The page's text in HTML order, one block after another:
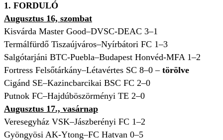
1. FORDULÓ
Augusztus 16, szombat
Kisvárda Master Good–DVSC-DEAC 3–1
Termálfürdő Tiszaújváros–Nyírbátori FC 1–3
Salgótarjáni BTC-Puebla–Budapest Honvéd-MFA 1–2
Fortress Felsőtárkány–Létavértes SC 8–0 – törölve
Cigánd SE–Kazincbarcikai BSC FC 2–0
Putnok FC–Hajdúböszörményi TE 2–0
Augusztus 17., vasárnap
Veresegyház VSK–Jászberényi FC 1–2
Gyöngyösi AK-Ytong–FC Hatvan 0–5